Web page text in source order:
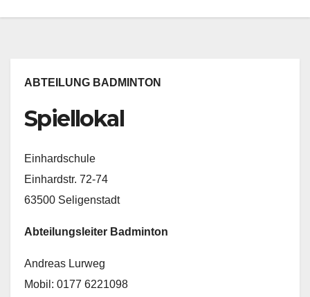
ABTEILUNG BADMINTON
Spiellokal
Einhardschule
Einhardstr. 72-74
63500 Seligenstadt
Abteilungsleiter Badminton
Andreas Lurweg
Mobil: 0177 6221098